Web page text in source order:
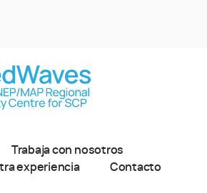
Trabaja con nosotros
experiencia Contacto